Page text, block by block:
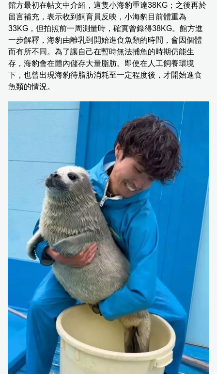
館方最初在帖文中介紹，這隻小海豹重達38KG；之後再於
留言補充，表示收到飼育員反映，小海豹目前體重為
33KG，但拍照前一周測量時，確實曾錄得38KG。館方進
一步解釋，海豹由離乳到開始進食魚類的時間，會因個體
而有所不同。為了讓自己在暫時無法捕魚的時期仍能生
存，海豹會在體內儲存大量脂肪。即使在人工飼養環境
下，也曾出現海豹待脂肪消耗至一定程度後，才開始進食
魚類的情況。